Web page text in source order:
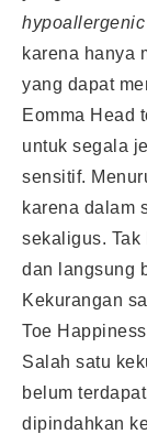
karena hanya
yang dapat
Eomma Head
untuk segala
sensitif.
karena dalam
sekaligus. Tak
dan langsung
Kekurangan
Toe
Salah satu
belum
dipindahkan